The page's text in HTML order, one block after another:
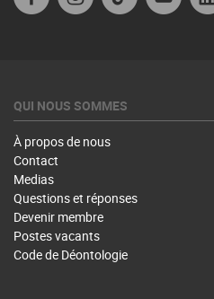
QUI NOUS SOMMES
À propos de nous
Contact
Medias
Questions et réponses
Devenir membre
Postes vacants
Code de Déontologie